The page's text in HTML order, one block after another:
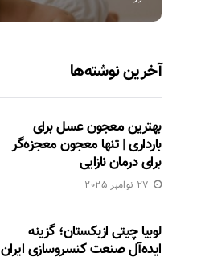
آخرین نوشته‌ها
بهترین معجون عسل برای
بارداری | تنها معجون معجزه‌گر
برای درمان نازایی
27 نوامبر 2025
لوبیا چیتی ازبکستان؛ گزینه
ایده‌آل صنعت کنسروسازی ایران